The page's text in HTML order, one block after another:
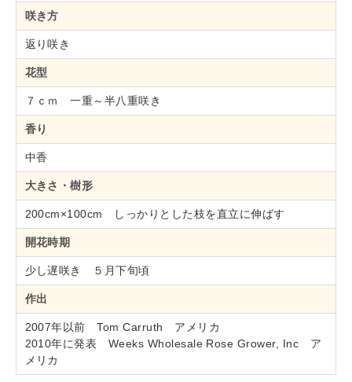
咲き方
返り咲き
花型
７ｃｍ 一重～半八重咲き
香り
中香
大きさ・樹形
200cm×100cm しっかりとした枝を直立に伸ばす
開花時期
少し遅咲き ５月下旬頃
作出
2007年以前 Tom Carruth アメリカ
2010年に発表 Weeks Wholesale Rose Grower, Inc ア
メリカ